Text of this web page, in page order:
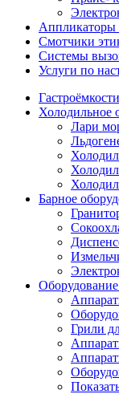
Аппликаторы
Смотчики
Системы
Услуги по
Гастроёмкости
Холодильное
Лари
Барное
Грили